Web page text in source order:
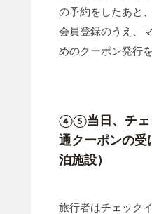
の予約をしたあと
会員登録のうえ、
めのクーポン発行
④⑤当日、チェ
通クーポンの
泊施設）
旅行者はチェック